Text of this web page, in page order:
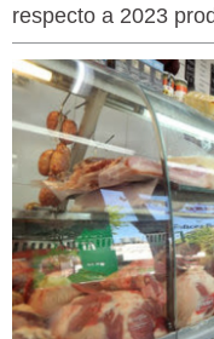
respecto a 2023